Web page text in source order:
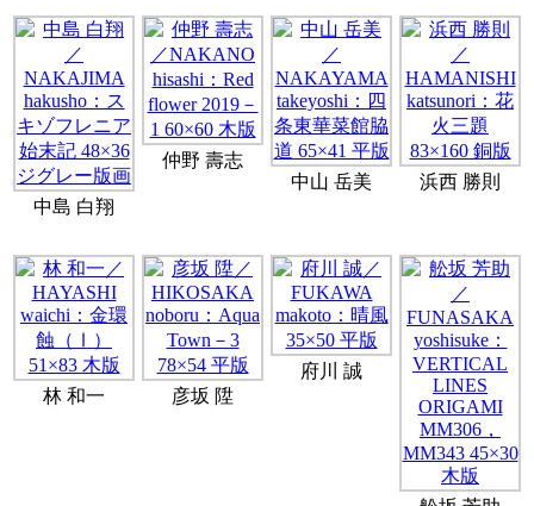
中島 白翔
仲野 壽志
中山 岳美
浜西 勝則
林 和一 彦坂 陞
府川 誠